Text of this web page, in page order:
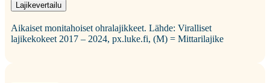
Lajikevertailu
Aikaiset monitahoiset ohralajikkeet. Lähde: Viralliset
lajikekokeet 2017 – 2024, px.luke.fi, (M) = Mittarilajike